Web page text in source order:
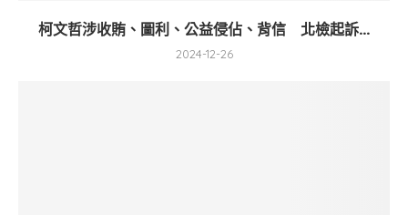
柯文哲涉收賄、圖利、公益侵佔、背信 北檢起訴...
2024-12-26